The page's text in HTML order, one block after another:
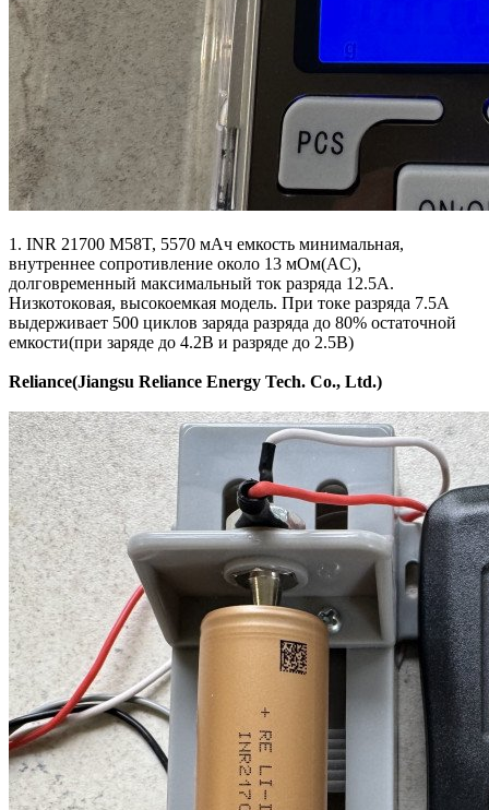
1. INR 21700 M58T, 5570 мАч емкость минимальная,
внутреннее сопротивление около 13 мОм(AC),
долговременный максимальный ток разряда 12.5А.
Низкотоковая, высокоемкая модель. При токе разряда 7.5А
выдерживает 500 циклов заряда разряда до 80% остаточной
емкости(при заряде до 4.2В и разряде до 2.5В)
Reliance(Jiangsu Reliance Energy Tech. Co., Ltd.)